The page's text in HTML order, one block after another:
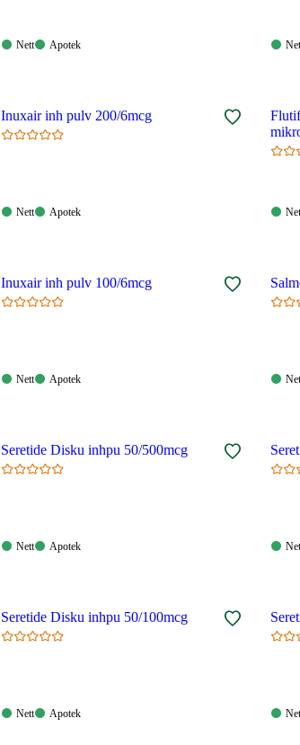
Nett:
Nett
Apotek:
Apotek
Inuxair inh pulv 200/6mcg
Nett:
Nett
Apotek:
Apotek
Inuxair inh pulv 100/6mcg
Nett:
Nett
Apotek:
Apotek
Seretide Disku inhpu 50/500mcg
Nett:
Nett
Apotek:
Apotek
Seretide Disku inhpu 50/100mcg
Nett:
Nett
Apotek:
Apotek